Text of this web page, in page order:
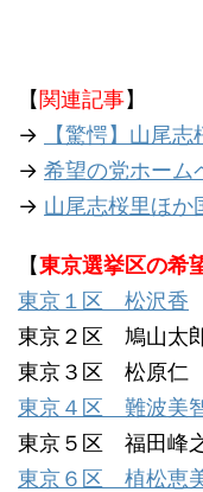
【 関連記事】
→
【驚愕】山尾
→ 希望の党ホーム
→ 山尾志桜里ほか
【東京選挙区の希
東京１区 松沢香
東京２区 鳩山太
東京３区 松原仁
東京４区 難波美
東京５区 福田峰
東京６区 植松恵